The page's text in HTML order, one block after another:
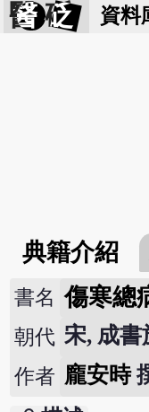
醫 砭 資料
典籍介紹
書名 傷寒總
朝代 宋, 成書
作者 龐安時